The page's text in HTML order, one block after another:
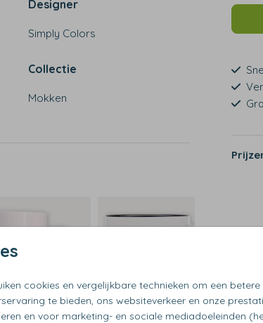
cookies en vergelijkbare technieken om een betere
te bieden, ons websiteverkeer en onze
en voor marketing- en sociale mediadoeleinden
Designer
Simply Colors
Collectie
Mokken